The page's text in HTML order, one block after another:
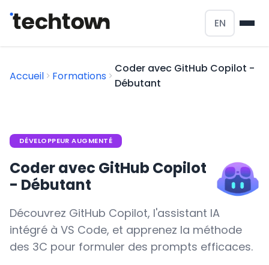
EN
Accueil Formations
Coder avec GitHub Copilot -
Débutant
DÉVELOPPEUR AUGMENTÉ
Coder avec GitHub Copilot
- Débutant
Découvrez GitHub Copilot, l'assistant IA
intégré à VS Code, et apprenez la méthode
des 3C pour formuler des prompts efficaces.